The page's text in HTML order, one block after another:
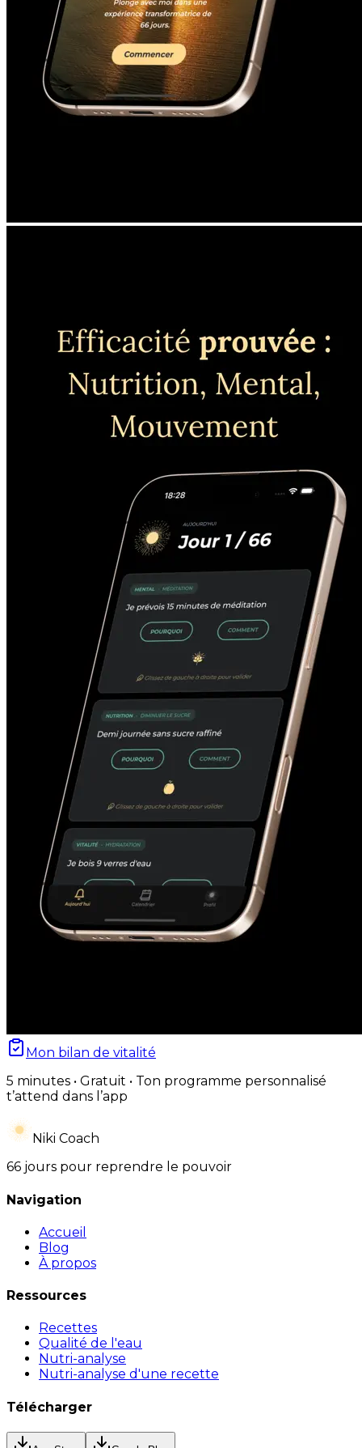
Mon bilan de vitalité
5 minutes • Gratuit • Ton programme personnalisé
t’attend dans l’app
Niki Coach
66 jours pour reprendre le pouvoir
Navigation
Accueil
Blog
À propos
Ressources
Recettes
Qualité de l'eau
Nutri-analyse
Nutri-analyse d'une recette
Télécharger